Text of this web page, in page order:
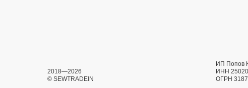
ИП Попов
ИНН
ОГРН
2018—2026
© SEWTRADEIN